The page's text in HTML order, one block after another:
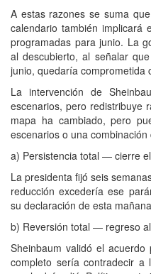
A estas razones se suma
calendario también implicará
programadas para junio. La
al descubierto, al señalar
junio, quedaría comprometida
La intervención de
escenarios, pero redistribuye
mapa ha cambiado, pero
escenarios o una combinación
a) Persistencia total — cierre
La presidenta fijó seis
reducción excedería ese
su declaración de esta
b) Reversión total — regreso
Sheinbaum validó el
completo sería contradecir